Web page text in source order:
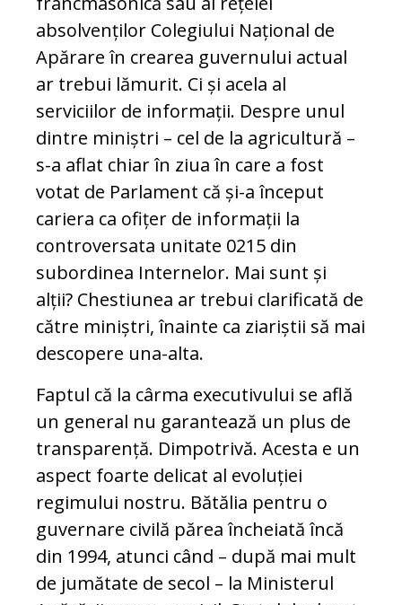
absolvenților Colegiului Național de
Apărare în crearea guvernului actual
ar trebui lămurit. Ci și acela al
serviciilor de informații. Despre unul
dintre miniștri – cel de la agricultură –
s-a aflat chiar în ziua în care a fost
votat de Parlament că și-a început
cariera ca ofițer de informații la
controversata unitate 0215 din
subordinea Internelor. Mai sunt și
alții? Chestiunea ar trebui clarificată de
către miniștri, înainte ca ziariștii să mai
descopere una-alta.
Faptul că la cârma executivului se află
un general nu garantează un plus de
transparență. Dimpotrivă. Acesta e un
aspect foarte delicat al evoluției
regimului nostru. Bătălia pentru o
guvernare civilă părea încheiată încă
din 1994, atunci când – după mai mult
de jumătate de secol – la Ministerul